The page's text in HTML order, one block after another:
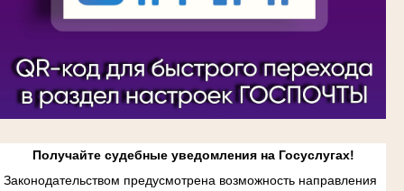
Получайте судебные уведомления на Госуслугах!
Законодательством предусмотрена возможность направления